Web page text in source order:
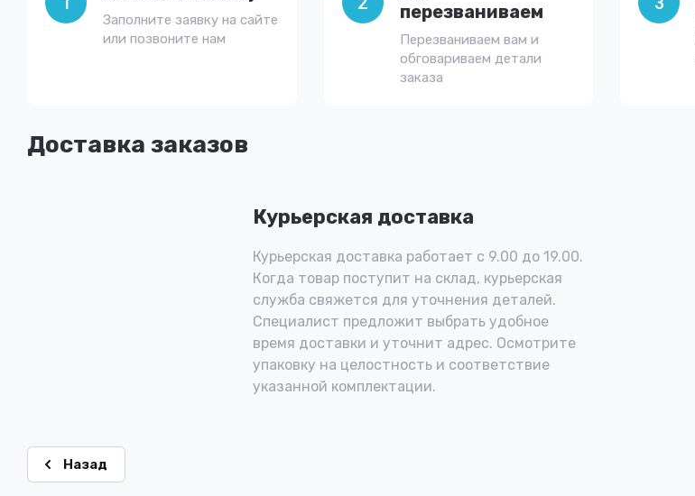
Доставка заказов
Курьерская доставка
Курьерская доставка работает с 9.00 до 19.00.
Когда товар поступит на склад, курьерская
служба свяжется для уточнения деталей.
Специалист предложит выбрать удобное
время доставки и уточнит адрес. Осмотрите
упаковку на целостность и соответствие
указанной комплектации.
Заполните заявку на сайте
или позвоните нам
перезваниваем
Перезваниваем вам и
обговариваем детали
заказа
Назад